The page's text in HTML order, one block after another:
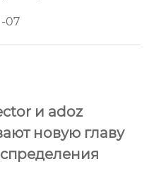
07
и adoz
новую главу